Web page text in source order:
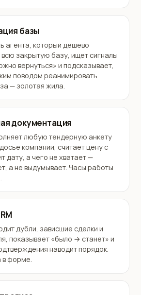
базы
агента, который дёшево
всю закрытую базу, ищет сигналы
вернуться» и подсказывает,
поводом реанимировать.
— золотая жила.
документация
любую тендерную анкету
компании, считает цену с
дату, а чего не хватает —
а не выдумывает. Часы работы
дубли, зависшие сделки и
показывает «было → станет» и
наводит порядок.
в форме.